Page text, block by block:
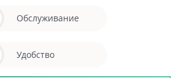
Обслуживание
Удобство